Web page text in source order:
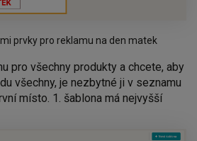
prvky pro reklamu na den matek
pro všechny produkty a chcete, aby
všechny, je nezbytné ji v seznamu
místo. 1. šablona má nejvyšší